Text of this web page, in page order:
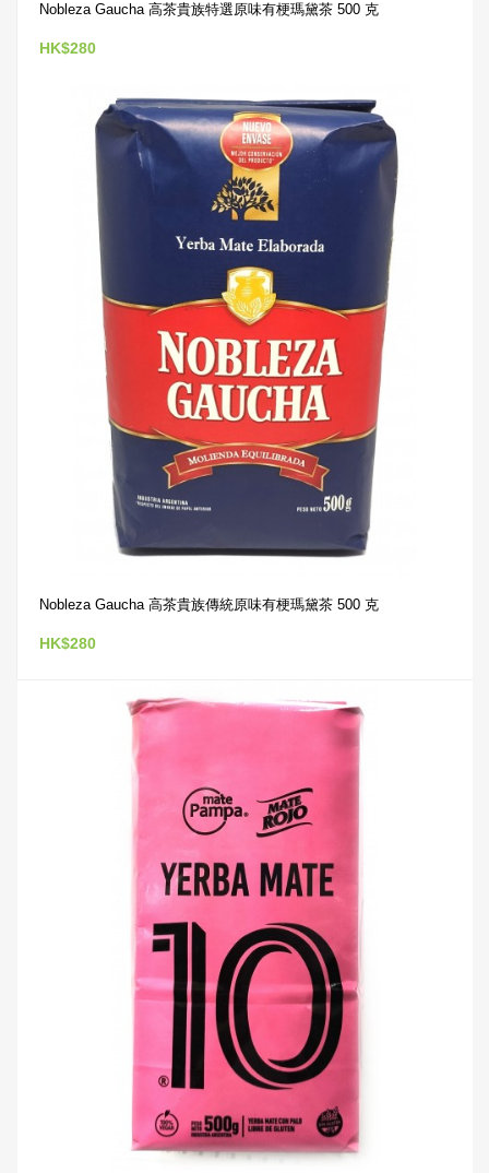
Nobleza Gaucha 高茶貴族特選原味有梗瑪黛茶 500 克
HK$280
Nobleza Gaucha 高茶貴族傳統原味有梗瑪黛茶 500 克
HK$280